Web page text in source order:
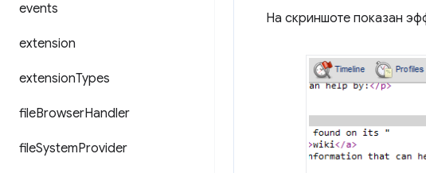
events
extension
extensionTypes
fileBrowserHandler
fileSystemProvider
На скриншоте показан